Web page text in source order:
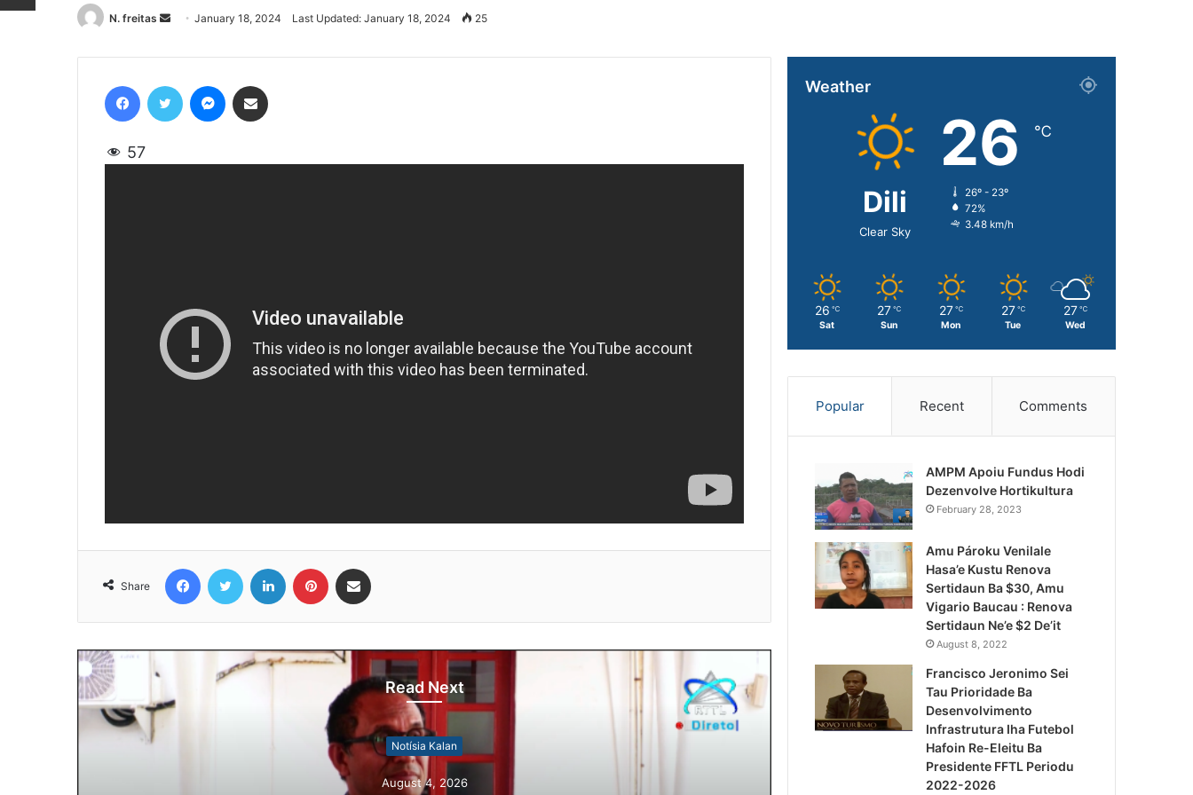
N. freitas
Send
email
January 18, 2024 Last Updated: January 18, 2024 25
57
Share
Read Next
Notísia Kalan
Weather
Dili
Clear Sky
26 ℃
26º - 23º
72%
3.48 km/h
26 ℃
Sat
27 ℃
Sun
27 ℃
Mon
27 ℃
Tue
27 ℃
Wed
Popular Recent Comments
AMPM Apoiu Fundus Hodi
Dezenvolve Hortikultura
February 28, 2023
Amu Pároku Venilale
Hasa’e Kustu Renova
Sertidaun Ba $30, Amu
Vigario Baucau : Renova
Sertidaun Ne’e $2 De’it
August 8, 2022
Francisco Jeronimo Sei
Tau Prioridade Ba
Desenvolvimento
Infrastrutura Iha Futebol
Hafoin Re-Eleitu Ba
Presidente FFTL Periodu
2022-2026